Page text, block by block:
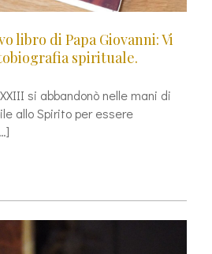
libro di Papa Giovanni: Vi
spirituale.
si abbandonò nelle mani di
allo Spirito per essere